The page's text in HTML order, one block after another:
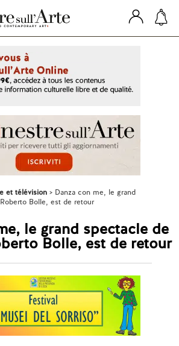
et télévision
Danza con me, le grand
Bolle, est de retour
le grand spectacle de
Bolle, est de retour